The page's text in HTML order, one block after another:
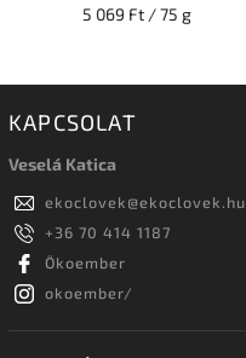
5 069 Ft / 75 g
KAPCSOLAT
Veselá Katica
ekoclovek@ekoclovek.hu
+36 70 414 1187
Ökoember
okoember/